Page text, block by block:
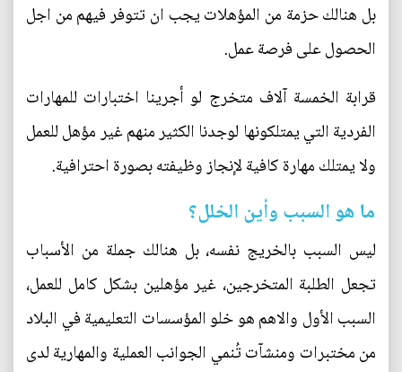
بل هنالك حزمة من المؤهلات يجب ان تتوفر فيهم من اجل
الحصول على فرصة عمل.
قرابة الخمسة آلاف متخرج لو أجرينا اختبارات للمهارات
الفردية التي يمتلكونها لوجدنا الكثير منهم غير مؤهل للعمل
ولا يمتلك مهارة كافية لإنجاز وظيفته بصورة احترافية.
ما هو السبب وأين الخلل؟
ليس السبب بالخريج نفسه، بل هنالك جملة من الأسباب
تجعل الطلبة المتخرجين، غير مؤهلين بشكل كامل للعمل،
السبب الأول والاهم هو خلو المؤسسات التعليمية في البلاد
من مختبرات ومنشآت تُنمي الجوانب العملية والمهارية لدى